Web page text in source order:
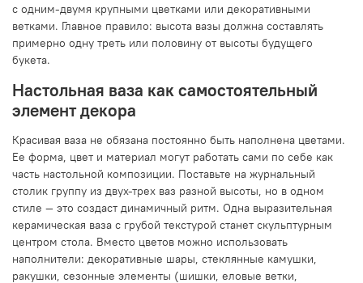
с одним-двумя крупными цветками или декоративными
ветками. Главное правило: высота вазы должна составлять
примерно одну треть или половину от высоты будущего
букета.
Настольная ваза как самостоятельный
элемент декора
Красивая ваза не обязана постоянно быть наполнена цветами.
Ее форма, цвет и материал могут работать сами по себе как
часть настольной композиции. Поставьте на журнальный
столик группу из двух-трех ваз разной высоты, но в одном
стиле — это создаст динамичный ритм. Одна выразительная
керамическая ваза с грубой текстурой станет скульптурным
центром стола. Вместо цветов можно использовать
наполнители: декоративные шары, стеклянные камушки,
ракушки, сезонные элементы (шишки, еловые ветки,